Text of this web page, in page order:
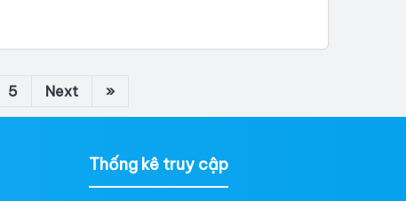
5 Next »
Thống kê truy cập